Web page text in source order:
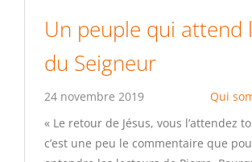
Un peuple qui attend
du Seigneur
24 novembre 2019
Qui
« Le retour de Jésus, vous l’attendez
c’est une peu le commentaire que